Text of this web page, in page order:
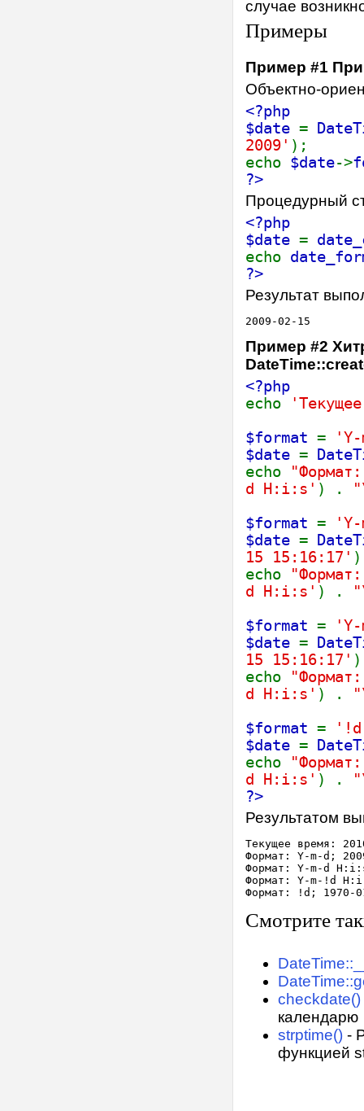
случае
Примеры
Пример #1
Объектно-
<?php
$date =
2009' );
echo $date->
?>
Процедурный
<?php
$date =
echo
?>
Результат
Пример #2
<?php
echo
$format =
'Y-
$date =
echo
d H:i:s' ) .
$format =
$date =
15 15:16:17'
echo
d H:i:s' ) .
$format =
$date =
15 15:16:17'
echo
d H:i:s' ) .
$format =
$date =
echo
d H:i:s' ) .
?>
Результатом
Текущее время:
Формат: Y-m-d;
Формат: Y-m-d
Формат: Y-m-!d
Смотрите
checkdate()
календарю
strptime() -
функцией